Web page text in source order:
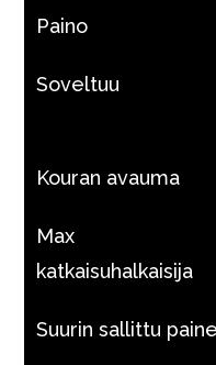
Paino
Soveltuu
Kouran avauma
Max
katkaisuhalkaisija
Suurin sallittu paine